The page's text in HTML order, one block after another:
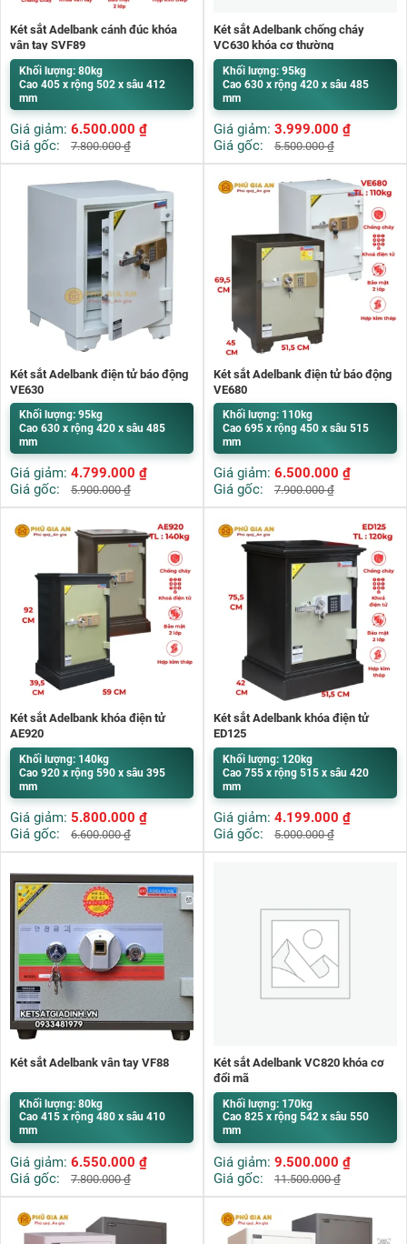
Két sắt Adelbank cánh đúc khóa
vân tay SVF89
Khối lượng: 80kg
Cao 405 x rộng 502 x sâu 412
mm
Giá giảm: 6.500.000 ₫
Giá gốc:
7.800.000₫
Két sắt Adelbank chống cháy
VC630 khóa cơ thường
Khối lượng: 95kg
Cao 630 x rộng 420 x sâu 485
mm
Giá giảm: 3.999.000 ₫
Giá gốc:
5.500.000₫
Két sắt Adelbank điện tử báo động
VE630
Khối lượng: 95kg
Cao 630 x rộng 420 x sâu 485
mm
Giá giảm: 4.799.000 ₫
Giá gốc:
5.900.000₫
Két sắt Adelbank điện tử báo động
VE680
Khối lượng: 110kg
Cao 695 x rộng 450 x sâu 515
mm
Giá giảm: 6.500.000 ₫
Giá gốc:
7.900.000₫
Két sắt Adelbank khóa điện tử
AE920
Khối lượng: 140kg
Cao 920 x rộng 590 x sâu 395
mm
Giá giảm: 5.800.000 ₫
Giá gốc:
6.600.000₫
Két sắt Adelbank khóa điện tử
ED125
Khối lượng: 120kg
Cao 755 x rộng 515 x sâu 420
mm
Giá giảm: 4.199.000 ₫
Giá gốc:
5.000.000₫
Két sắt Adelbank vân tay VF88
Khối lượng: 80kg
Cao 415 x rộng 480 x sâu 410
mm
Giá giảm: 6.550.000 ₫
Giá gốc:
7.800.000₫
Két sắt Adelbank VC820 khóa cơ
đổi mã
Khối lượng: 170kg
Cao 825 x rộng 542 x sâu 550
mm
Giá giảm: 9.500.000 ₫
Giá gốc:
11.500.000₫